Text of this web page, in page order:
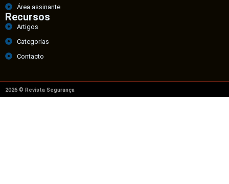
Área assinante
Recursos
Artigos
Categorias
Contacto
2026 © Revista Segurança